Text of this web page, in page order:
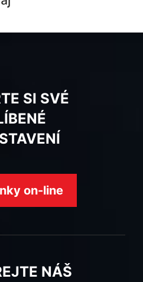
SI SVÉ
on-line
NÁŠ